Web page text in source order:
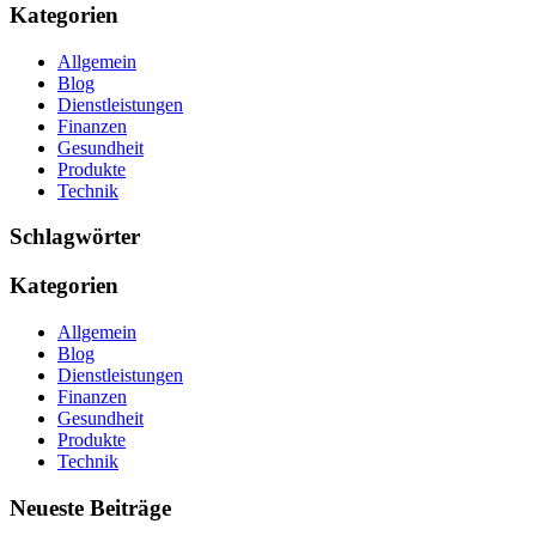
Kategorien
Allgemein
Blog
Dienstleistungen
Finanzen
Gesundheit
Produkte
Technik
Schlagwörter
Kategorien
Allgemein
Blog
Dienstleistungen
Finanzen
Gesundheit
Produkte
Technik
Neueste Beiträge